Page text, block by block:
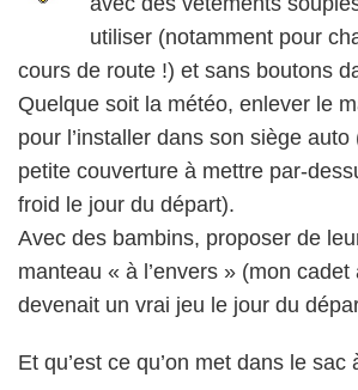
utiliser (notamment pour
cours de route !) et sans boutons
Quelque soit la météo, enlever le
pour l’installer dans son siège
petite couverture à mettre par-
froid le jour du départ).
Avec des bambins, proposer de
manteau « à l’envers » (mon
devenait un vrai jeu le jour du
Et qu’est ce qu’on met dans le sac